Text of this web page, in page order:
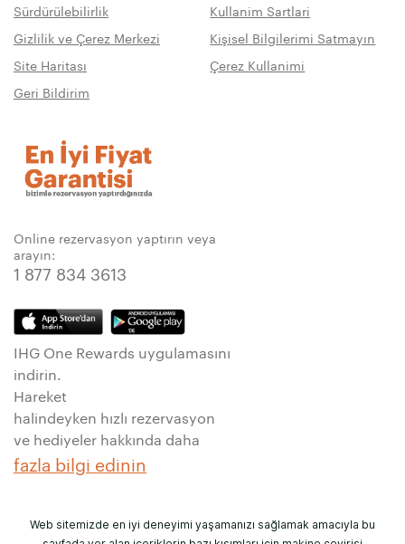
Sürdürülebilirlik
Kullanim Sartlari
Gizlilik ve Çerez Merkezi
Kişisel Bilgilerimi Satmayın
Site Haritası
Çerez Kullanimi
Geri Bildirim
Online rezervasyon yaptırın veya
arayın:
1 877 834 3613
IHG One Rewards uygulamasını
indirin.
Hareket
halindeyken hızlı rezervasyon
ve hediyeler hakkında daha
fazla bilgi edinin
Web sitemizde en iyi deneyimi yaşamanızı sağlamak amacıyla bu